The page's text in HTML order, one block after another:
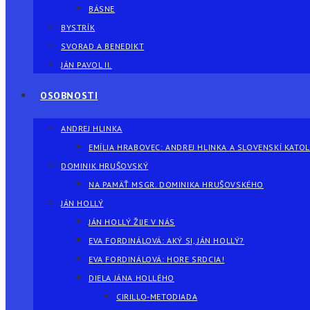
BÁSNE
BYSTRÍK
SVORAD A BENEDIKT
JÁN PAVOL II.
OSOBNOSTI
ANDREJ HLINKA
EMÍLIA HRABOVEC: ANDREJ HLINKA A SLOVENSKÍ
DOMINIK HRUŠOVSKÝ
NA PAMÄŤ MSGR. DOMINIKA HRUŠOVSKÉHO
JÁN HOLLÝ
JÁN HOLLÝ ŽIJE V NÁS
EVA FORDINÁLOVÁ: AKÝ SI, JÁN HOLLÝ?
EVA FORDINÁLOVÁ: HORE SRDCIA!
DIELA JÁNA HOLLÉHO
CIRILLO-METODIADA